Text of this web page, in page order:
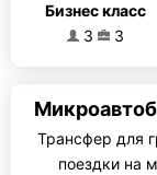
Бизнес класс
3
3
Трансфер для
поездки на